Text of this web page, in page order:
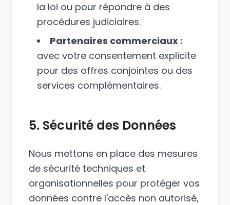
la loi ou pour répondre à des
procédures judiciaires.
Partenaires commerciaux :
avec votre consentement explicite
pour des offres conjointes ou des
services complémentaires.
5. Sécurité des Données
Nous mettons en place des mesures
de sécurité techniques et
organisationnelles pour protéger vos
données contre l'accès non autorisé,